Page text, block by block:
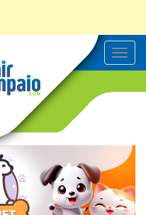
T
o
v
g
t
i
o